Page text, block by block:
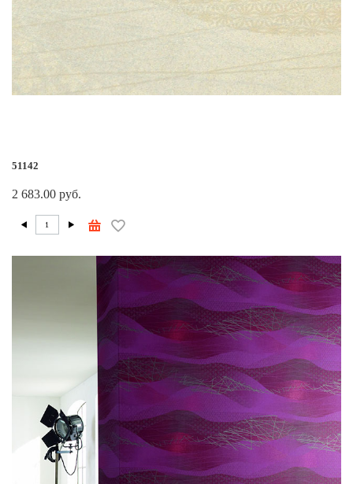
51142
2 683.00 руб.